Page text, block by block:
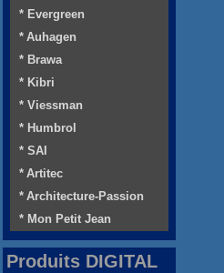
* Evergreen
* Auhagen
* Brawa
* Kibri
* Viessman
* Humbrol
* SAI
* Artitec
* Architecture-Passion
* Mon Petit Jean
Produits DIGITAL